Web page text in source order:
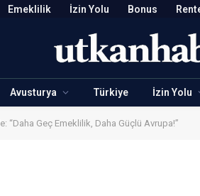
Emeklilik İzin Yolu Bonus
Avusturya Türkiye İzin Yolu
“Daha Geç Emeklilik, Daha Güçlü Avrupa!”